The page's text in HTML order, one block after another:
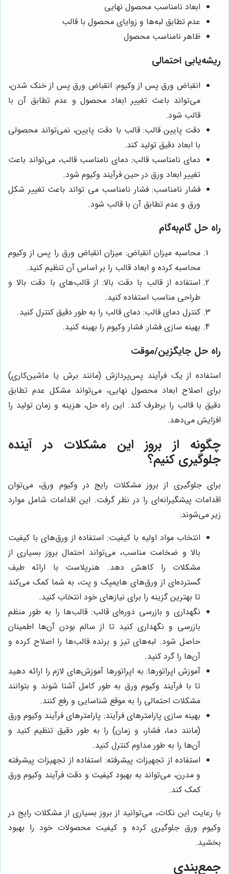
ابعاد نامناسب محصول نهایی
عدم تطابق لبه‌ها و زوایای محصول با قالب
ظاهر نامناسب محصول
ریشه‌یابی احتمالی
انقباض ورق پس از وکیوم: انقباض ورق پس از خنک شدن،
می‌تواند باعث تغییر ابعاد محصول و عدم تطابق آن با
قالب شود.
دقت پایین قالب: قالب با دقت پایین، نمی‌تواند محصولی
با ابعاد دقیق تولید کند.
دمای نامناسب قالب: دمای نامناسب قالب، می‌تواند باعث
تغییر ابعاد ورق در حین فرآیند وکیوم شود.
فشار نامناسب: فشار نامناسب می تواند باعث تغییر شکل
ورق و عدم تطابق آن با قالب شود.
راه حل گام‌به‌گام
محاسبه میزان انقباض: میزان انقباض ورق را پس از وکیوم
محاسبه کرده و ابعاد قالب را بر اساس آن تنظیم کنید.
استفاده از قالب با دقت بالا: از قالب‌های با دقت بالا و
طراحی مناسب استفاده کنید.
کنترل دمای قالب: دمای قالب را به طور دقیق کنترل کنید.
بهینه سازی فشار: فشار وکیوم را بهینه کنید.
راه حل جایگزین/موقت
استفاده از یک فرآیند پس‌پردازش (مانند برش یا ماشین‌کاری)
برای اصلاح ابعاد محصول نهایی، می‌تواند مشکل عدم تطابق
دقیق با قالب را برطرف کند. این راه حل، هزینه و زمان تولید را
افزایش می‌دهد.
چگونه از بروز این مشکلات در آینده
جلوگیری کنیم؟
برای جلوگیری از بروز مشکلات رایج در وکیوم ورق، می‌توان
اقدامات پیشگیرانه‌ای را در نظر گرفت. این اقدامات شامل موارد
زیر می‌شوند:
انتخاب مواد اولیه با کیفیت: استفاده از ورق‌های با کیفیت
بالا و ضخامت مناسب، می‌تواند احتمال بروز بسیاری از
مشکلات را کاهش دهد. هنرپلاست با ارائه طیف
گسترده‌ای از ورق‌های هایمپک و پت، به شما کمک می‌کند
تا بهترین گزینه را برای نیازهای خود انتخاب کنید.
نگهداری و بازرسی دوره‌ای قالب: قالب‌ها را به طور منظم
بازرسی و نگهداری کنید تا از سالم بودن آن‌ها اطمینان
حاصل شود. لبه‌های تیز و برنده قالب‌ها را اصلاح کرده و
آن‌ها را گرد کنید.
آموزش اپراتورها: به اپراتورها آموزش‌های لازم را ارائه دهید
تا با فرآیند وکیوم ورق به طور کامل آشنا شوند و بتوانند
مشکلات احتمالی را به موقع شناسایی و رفع کنند.
بهینه سازی پارامترهای فرآیند: پارامترهای فرآیند وکیوم ورق
(مانند دما، فشار، و زمان) را به طور دقیق تنظیم کنید و
آن‌ها را به طور مداوم کنترل کنید.
استفاده از تجهیزات پیشرفته: استفاده از تجهیزات پیشرفته
و مدرن، می‌تواند به بهبود کیفیت و دقت فرآیند وکیوم ورق
کمک کند.
با رعایت این نکات، می‌توانید از بروز بسیاری از مشکلات رایج در
وکیوم ورق جلوگیری کرده و کیفیت محصولات خود را بهبود
بخشید.
جمع‌بندی